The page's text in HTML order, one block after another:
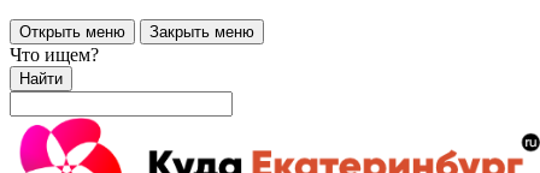
Открыть меню Закрыть меню
Что ищем?
Найти